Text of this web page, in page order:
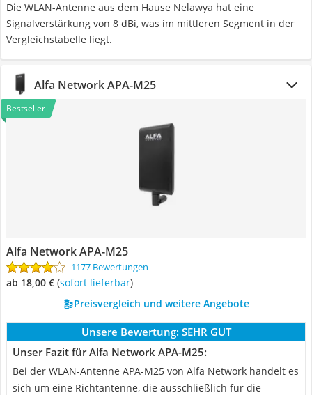
Die WLAN-Antenne aus dem Hause Nelawya hat eine
Signalverstärkung von 8 dBi, was im mittleren Segment in der
Vergleichstabelle liegt.
Alfa Network APA-M25
Bestseller
Alfa Network APA-M25
1177 Bewertungen
ab 18,00 € ( Sofort lieferbar)
Preisvergleich und weitere Angebote
Unsere Bewertung: SEHR GUT
Unser Fazit für Alfa Network APA-M25:
Bei der WLAN-Antenne APA-M25 von Alfa Network handelt es
sich um eine Richtantenne, die ausschließlich für die